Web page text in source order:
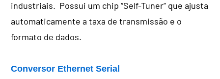
industriais. Possui um chip “Self-Tuner” que ajusta
automaticamente a taxa de transmissão e o
formato de dados.
Conversor Ethernet Serial